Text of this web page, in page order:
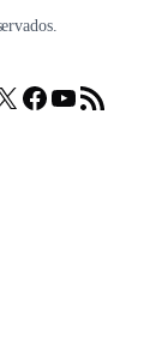
Facebook
Youtube
Feed RSS